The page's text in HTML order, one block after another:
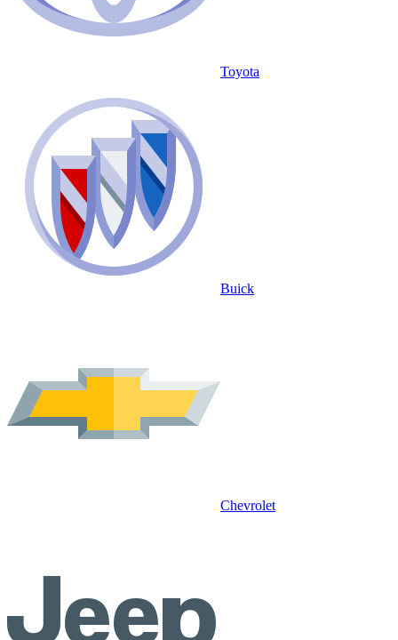
Toyota
Buick
Chevrolet